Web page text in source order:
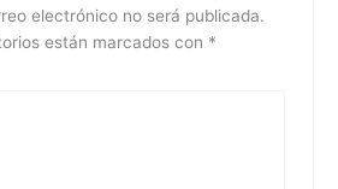
electrónico no será publicada.
están marcados con *